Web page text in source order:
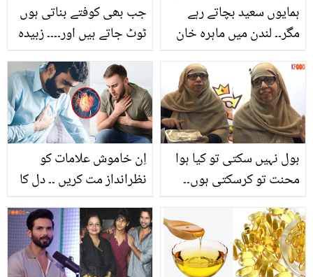
جب بھی کوفتے بناتی ہوں
ٹوٹ جاتے ہیں اور۔۔۔۔ زبیدہ
آپا کی بتائی ہوئی یہ چیز
بناتے وقت ملا دیں جس کے
بعد یہ ٹوٹیں گے نہیں تو اب
بنائیں آپ بھی ذائقہ دار
کوفتے منٹوں میں
ہمایوں سعید بچاتے رہے
مگر۔۔ لندن میں ماہرہ خان
افسوسناک واقعہ! ویڈیو
وائرل
اِن خاموش علامات کو
نظرانداز مت کریں ۔۔ دل کا
دورہ پڑنے سے ایک ہفتہ
پہلے ظاہر ہونے والی 4
خاموش علامات کونسی
ہیں؟
بول نہیں سکتی تو کیا ہوا
محنت تو کرسکتی ہوں۔۔
سننے اور بولنے سے معذور
خاتون کیسے کام کررہی
ہیں؟ ویڈیو نے لوگوں کو
تعریف کرنے پر مجبور کردیا